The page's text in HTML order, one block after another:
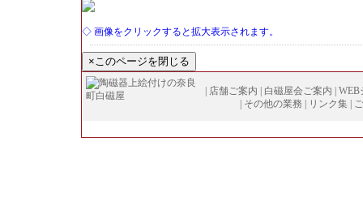
◇ 画像をクリックすると拡大表示されます。
店舗ご案内 白磁屋会ご案内
WEB
その他の業務 リンク集